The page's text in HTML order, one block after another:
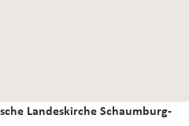
Landeskirche Schaumburg-